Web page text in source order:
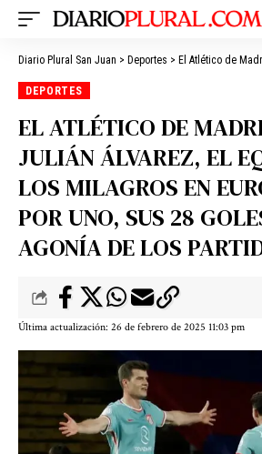
Diario Plural San Juan > Deportes > El Atlético de Madrid de Julián Álvarez, el equipo
DEPORTES
EL ATLÉTICO DE
JULIÁN ÁLVAREZ, EL
LOS MILAGROS EN
POR UNO, SUS 28
AGONÍA DE LOS
Última actualización: 26 de febrero de 2025 11:03 pm